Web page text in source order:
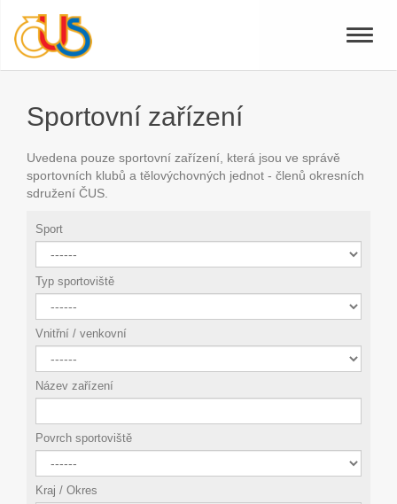
Toggle
Sportovní zařízení
Uvedena pouze sportovní zařízení, která jsou ve správě
sportovních klubů a tělovýchovných jednot - členů okresních
sdružení ČUS.
Sport
Typ sportoviště
Vnitřní / venkovní
Název zařízení
Povrch sportoviště
Kraj / Okres